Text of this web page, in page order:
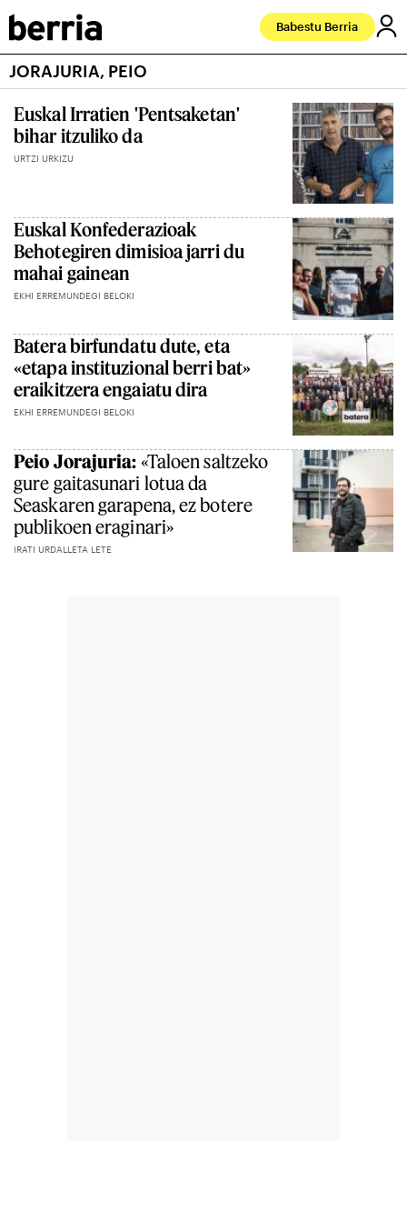
Babestu Berria
JORAJURIA, PEIO
Euskal Irratien 'Pentsaketan'
bihar itzuliko da
URTZI URKIZU
Euskal Konfederazioak
Behotegiren dimisioa jarri du
mahai gainean
EKHI ERREMUNDEGI BELOKI
Batera birfundatu dute, eta
«etapa instituzional berri bat»
eraikitzera engaiatu dira
EKHI ERREMUNDEGI BELOKI
Peio Jorajuria: «Taloen saltzeko
gure gaitasunari lotua da
Seaskaren garapena, ez botere
publikoen eraginari»
IRATI URDALLETA LETE